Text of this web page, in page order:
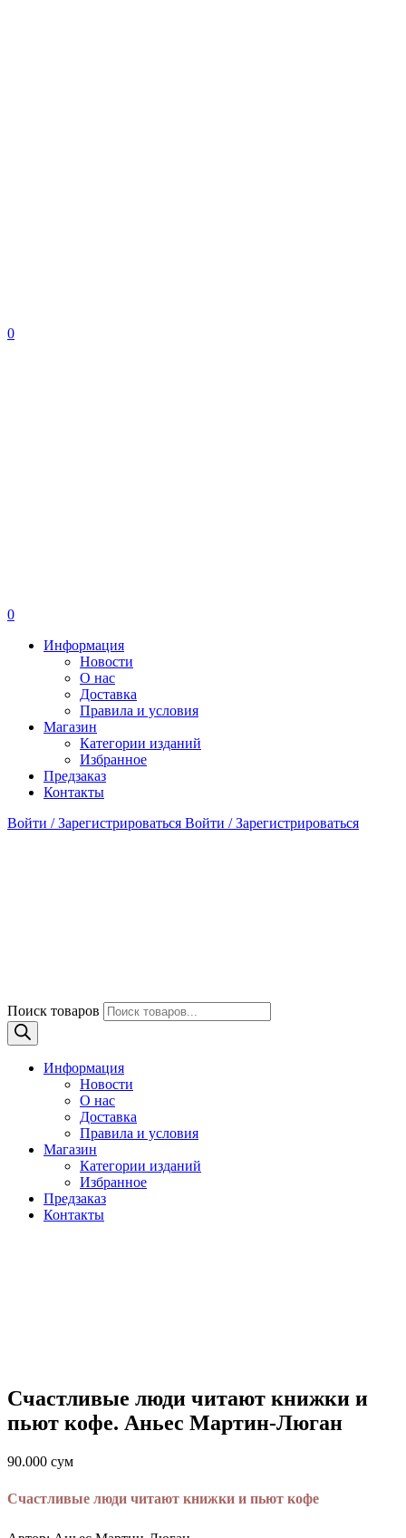
0
0
Информация
Новости
О нас
Доставка
Правила и условия
Магазин
Категории изданий
Избранное
Предзаказ
Контакты
Войти / Зарегистрироваться Войти / Зарегистрироваться
Поиск товаров
Информация
Новости
О нас
Доставка
Правила и условия
Магазин
Категории изданий
Избранное
Предзаказ
Контакты
Счастливые люди читают книжки и
пьют кофе. Аньес Мартин-Люган
90.000 сум
Счастливые люди читают книжки и пьют кофе